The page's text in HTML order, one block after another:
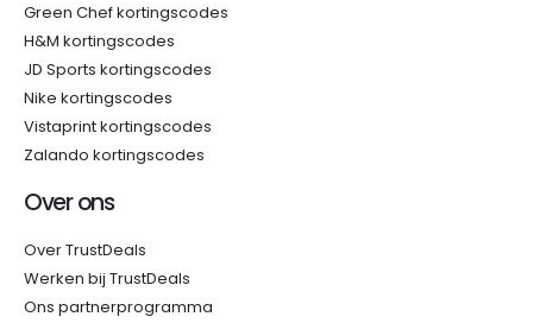
Green Chef kortingscodes
H&M kortingscodes
JD Sports kortingscodes
Nike kortingscodes
Vistaprint kortingscodes
Zalando kortingscodes
Over ons
Over TrustDeals
Werken bij TrustDeals
Ons partnerprogramma